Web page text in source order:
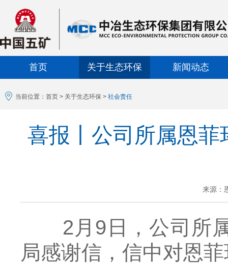
首页 关于生态环保 新闻动态
当前位置： 首页 > 关于生态环保 > 社会责任
喜报丨公司所属恩
来源：
2月9日，公司所属
局感谢信，信中对恩